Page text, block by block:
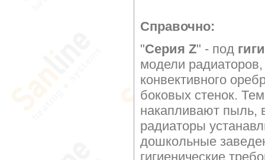
Справочно:
"Серия Z" - под
модели
конвективного
боковых стенок.
накапливают пыль,
радиаторы
дошкольные
гигиенические